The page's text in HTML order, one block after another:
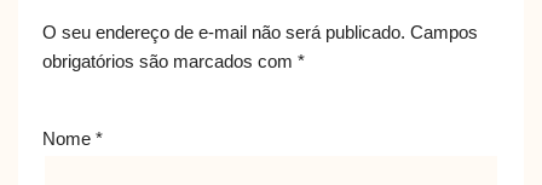
O seu endereço de e-mail não será publicado. Campos
obrigatórios são marcados com *
Nome *